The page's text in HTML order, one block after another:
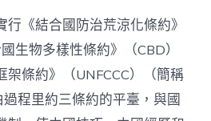
《結合國防治荒涼化條約》
生物多樣性條約》（CBD）
架條約》（UNFCCC）（簡稱
過程里約三條約的平臺，與國